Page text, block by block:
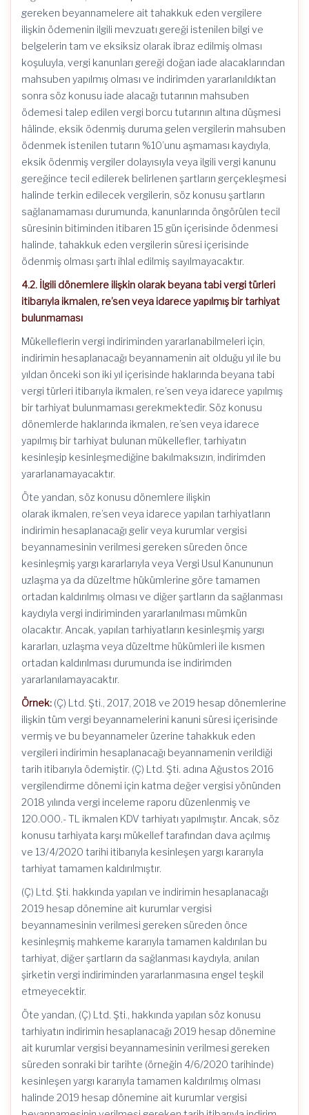
gereken beyannamelere ait tahakkuk eden vergilere
ilişkin ödemenin ilgili mevzuatı gereği istenilen bilgi ve
belgelerin tam ve eksiksiz olarak ibraz edilmiş olması
koşuluyla, vergi kanunları gereği doğan iade alacaklarından
mahsuben yapılmış olması ve indirimden yararlanıldıktan
sonra söz konusu iade alacağı tutarının mahsuben
ödemesi talep edilen vergi borcu tutarının altına düşmesi
hâlinde, eksik ödenmiş duruma gelen vergilerin mahsuben
ödenmek istenilen tutarın %10’unu aşmaması kaydıyla,
eksik ödenmiş vergiler dolayısıyla veya ilgili vergi kanunu
gereğince tecil edilerek belirlenen şartların gerçekleşmesi
halinde terkin edilecek vergilerin, söz konusu şartların
sağlanamaması durumunda, kanunlarında öngörülen tecil
süresinin bitiminden itibaren 15 gün içerisinde ödenmesi
halinde, tahakkuk eden vergilerin süresi içerisinde
ödenmiş olması şartı ihlal edilmiş sayılmayacaktır.
4.2. İlgili dönemlere ilişkin olarak beyana tabi vergi türleri
itibarıyla ikmalen, re’sen veya idarece yapılmış bir tarhiyat
bulunmaması
Mükelleflerin vergi indiriminden yararlanabilmeleri için,
indirimin hesaplanacağı beyannamenin ait olduğu yıl ile bu
yıldan önceki son iki yıl içerisinde haklarında beyana tabi
vergi türleri itibarıyla ikmalen, re’sen veya idarece yapılmış
bir tarhiyat bulunmaması gerekmektedir. Söz konusu
dönemlerde haklarında ikmalen, re’sen veya idarece
yapılmış bir tarhiyat bulunan mükellefler, tarhiyatın
kesinleşip kesinleşmediğine bakılmaksızın, indirimden
yararlanamayacaktır.
Öte yandan, söz konusu dönemlere ilişkin
olarak ikmalen, re’sen veya idarece yapılan tarhiyatların
indirimin hesaplanacağı gelir veya kurumlar vergisi
beyannamesinin verilmesi gereken süreden önce
kesinleşmiş yargı kararlarıyla veya Vergi Usul Kanununun
uzlaşma ya da düzeltme hükümlerine göre tamamen
ortadan kaldırılmış olması ve diğer şartların da sağlanması
kaydıyla vergi indiriminden yararlanılması mümkün
olacaktır. Ancak, yapılan tarhiyatların kesinleşmiş yargı
kararları, uzlaşma veya düzeltme hükümleri ile kısmen
ortadan kaldırılması durumunda ise indirimden
yararlanılamayacaktır.
Örnek: (Ç) Ltd. Şti., 2017, 2018 ve 2019 hesap dönemlerine
ilişkin tüm vergi beyannamelerini kanuni süresi içerisinde
vermiş ve bu beyannameler üzerine tahakkuk eden
vergileri indirimin hesaplanacağı beyannamenin verildiği
tarih itibarıyla ödemiştir. (Ç) Ltd. Şti. adına Ağustos 2016
vergilendirme dönemi için katma değer vergisi yönünden
2018 yılında vergi inceleme raporu düzenlenmiş ve
120.000.- TL ikmalen KDV tarhiyatı yapılmıştır. Ancak, söz
konusu tarhiyata karşı mükellef tarafından dava açılmış
ve 13/4/2020 tarihi itibarıyla kesinleşen yargı kararıyla
tarhiyat tamamen kaldırılmıştır.
(Ç) Ltd. Şti. hakkında yapılan ve indirimin hesaplanacağı
2019 hesap dönemine ait kurumlar vergisi
beyannamesinin verilmesi gereken süreden önce
kesinleşmiş mahkeme kararıyla tamamen kaldırılan bu
tarhiyat, diğer şartların da sağlanması kaydıyla, anılan
şirketin vergi indiriminden yararlanmasına engel teşkil
etmeyecektir.
Öte yandan, (Ç) Ltd. Şti., hakkında yapılan söz konusu
tarhiyatın indirimin hesaplanacağı 2019 hesap dönemine
ait kurumlar vergisi beyannamesinin verilmesi gereken
süreden sonraki bir tarihte (örneğin 4/6/2020 tarihinde)
kesinleşen yargı kararıyla tamamen kaldırılmış olması
halinde 2019 hesap dönemine ait kurumlar vergisi